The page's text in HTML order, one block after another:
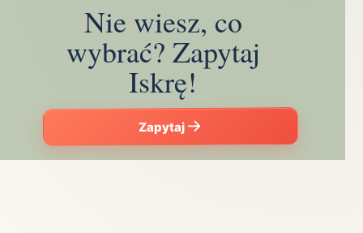
Nie wiesz, co
wybrać? Zapytaj
Iskrę!
Zapytaj